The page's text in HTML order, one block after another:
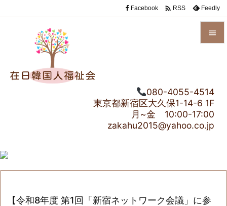
080-4055-4514
東京都新宿区大久保1-14-6 1F
月~金 10:00-17:00
zakahu2015@yahoo.co.jp

サイド

前へ
Facebook  RSS Feedly
【令和8年度 第1回「新宿ネットワーク会議」に参